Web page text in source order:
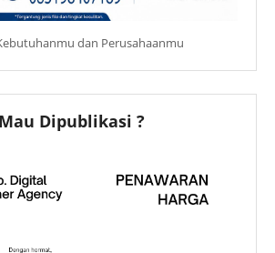
dan Perusahaanmu
Mau Dipublikasi ?